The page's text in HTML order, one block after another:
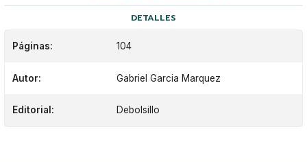
DETALLES
Páginas: 104
Autor: Gabriel Garcia Marquez
Editorial: Debolsillo